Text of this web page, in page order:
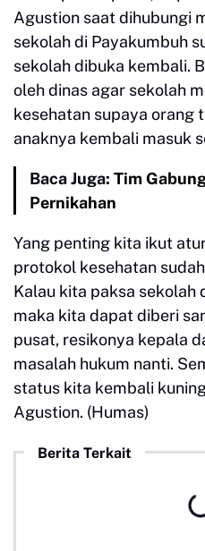
Agustion saat dihubungi
sekolah di Payakumbuh
sekolah dibuka kembali.
oleh dinas agar sekolah
kesehatan supaya orang
anaknya kembali masuk
Baca Juga: Tim
Pernikahan
Yang penting kita ikut
protokol kesehatan
Kalau kita paksa sekolah
maka kita dapat diberi
pusat, resikonya kepala
masalah hukum nanti.
status kita kembali
Agustion. (Humas)
Berita Terkait